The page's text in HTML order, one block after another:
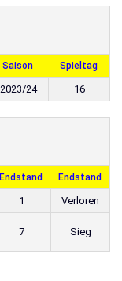
Saison Spieltag
2023/24 16
Endstand Endstand
1
Verloren
7 Sieg